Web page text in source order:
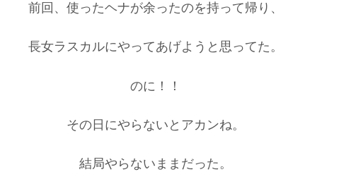
前回、使ったヘナが余ったのを持って帰り、
長女ラスカルにやってあげようと思ってた。
のに！！
その日にやらないとアカンね。
結局やらないままだった。